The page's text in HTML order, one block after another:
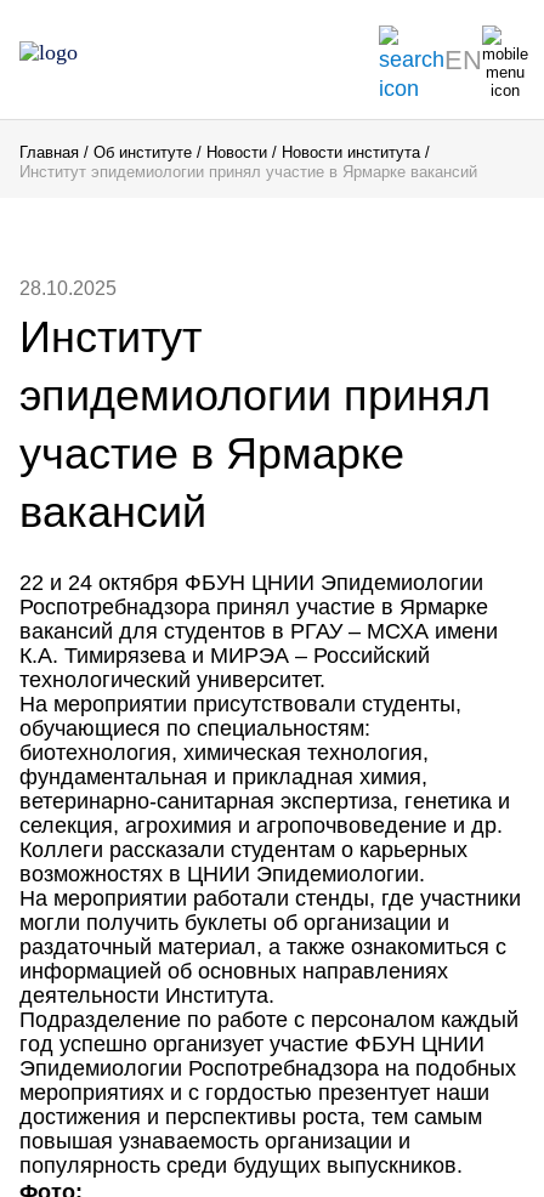
EN
Главная Об институте Новости
Новости института
Институт эпидемиологии принял участие в Ярмарке вакансий
28.10.2025
Институт
эпидемиологии принял
участие в Ярмарке
вакансий
22 и 24 октября ФБУН ЦНИИ Эпидемиологии
Роспотребнадзора принял участие в Ярмарке
вакансий для студентов в РГАУ – МСХА имени
К.А. Тимирязева и МИРЭА – Российский
технологический университет.
На мероприятии присутствовали студенты,
обучающиеся по специальностям:
биотехнология, химическая технология,
фундаментальная и прикладная химия,
ветеринарно-санитарная экспертиза, генетика и
селекция, агрохимия и агропочвоведение и др.
Коллеги рассказали студентам о карьерных
возможностях в ЦНИИ Эпидемиологии.
На мероприятии работали стенды, где участники
могли получить буклеты об организации и
раздаточный материал, а также ознакомиться с
информацией об основных направлениях
деятельности Института.
Подразделение по работе с персоналом каждый
год успешно организует участие ФБУН ЦНИИ
Эпидемиологии Роспотребнадзора на подобных
мероприятиях и с гордостью презентует наши
достижения и перспективы роста, тем самым
повышая узнаваемость организации и
популярность среди будущих выпускников.
Фото: